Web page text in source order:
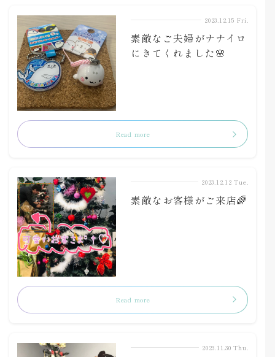
2023.12.15 Fri.
素敵なご夫婦がナナイロ
にきてくれました🌸
Read more
2023.12.12 Tue.
素敵なお客様がご来店🌈
Read more
2023.11.30 Thu.